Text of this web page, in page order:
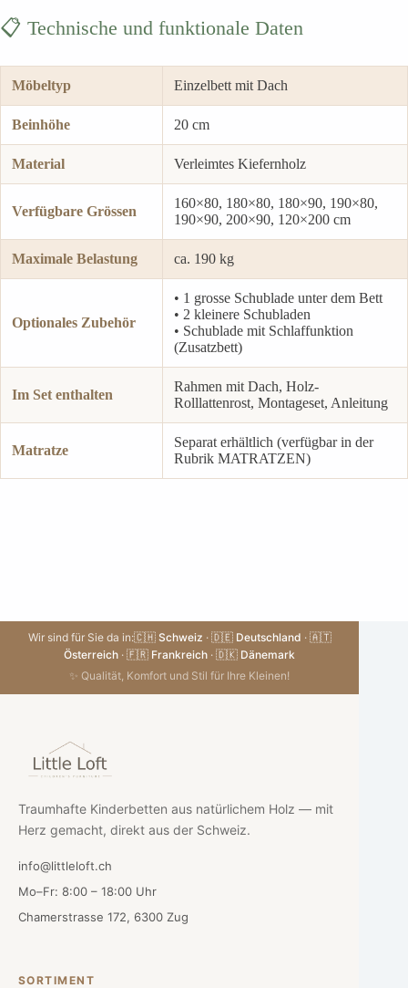
📋 Technische und funktionale Daten
Möbeltyp Einzelbett mit Dach
Beinhöhe 20 cm
Material Verleimtes Kiefernholz
Verfügbare Grössen
160×80, 180×80, 180×90, 190×80,
190×90, 200×90, 120×200 cm
Maximale Belastung ca. 190 kg
Optionales Zubehör
• 1 grosse Schublade unter dem Bett
• 2 kleinere Schubladen
• Schublade mit Schlaffunktion
(Zusatzbett)
Im Set enthalten
Rahmen mit Dach, Holz-
Rolllattenrost, Montageset, Anleitung
Matratze
Separat erhältlich (verfügbar in der
Rubrik MATRATZEN)
Wir sind für Sie da in:🇨🇭 Schweiz · 🇩🇪 Deutschland · 🇦🇹
Österreich ·🇫🇷 Frankreich ·🇩🇰 Dänemark
✨ Qualität, Komfort und Stil für Ihre Kleinen!
Traumhafte Kinderbetten aus natürlichem Holz — mit
Herz gemacht, direkt aus der Schweiz.
info@littleloft.ch
Mo–Fr: 8:00 – 18:00 Uhr
Chamerstrasse 172, 6300 Zug
SORTIMENT